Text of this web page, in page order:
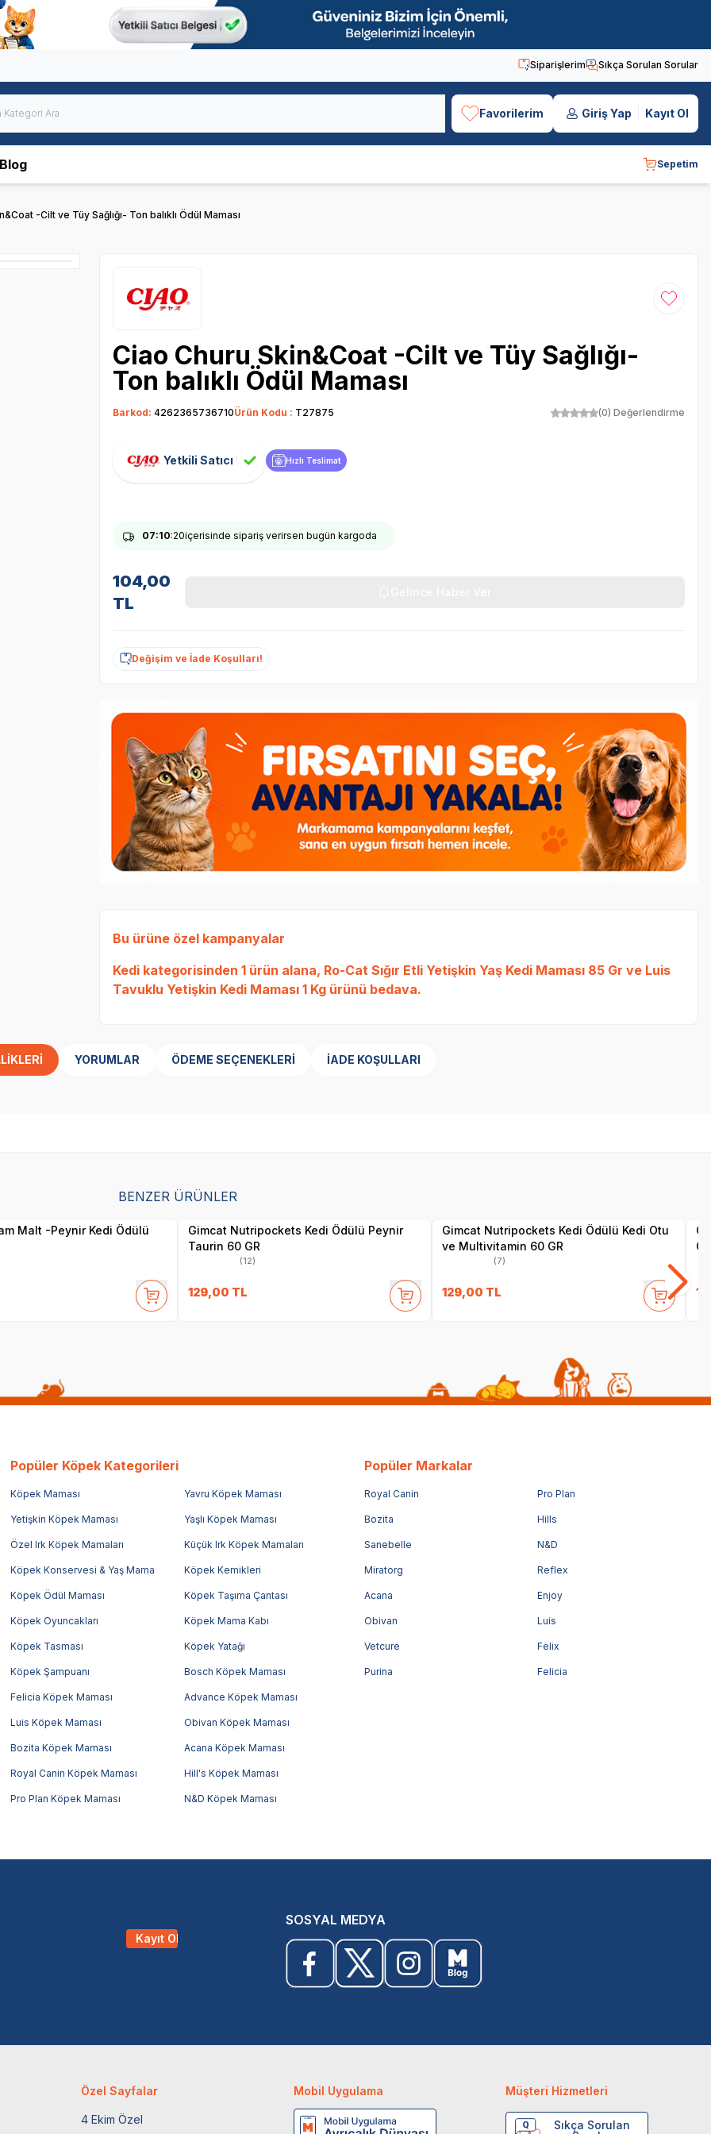
Siparişlerim Sıkça Sorulan Sorular
Favorilerim Giriş Yap Kayıt Ol
Blog Sepetim
-Cilt ve Tüy Sağlığı- Ton balıklı Ödül Maması
Favoriye
Ciao Churu Skin&Coat -Cilt ve Tüy Sağlığı-
Ton balıklı Ödül Maması
Barkod: 4262365736710Ürün Kodu : T27875 (0) Değerlendirme
Yetkili Satıcı Hızlı Teslimat
07:10:19içerisinde sipariş verirsen bugün kargoda
104,00
TL
Değişim ve İade Koşulları!
Bu ürüne özel kampanyalar
Kedikategorisinden 1 ürün alana, Ro-Cat Sığır Etli Yetişkin Yaş Kedi Maması 85 Gr ve Luis
Tavuklu Yetişkin Kedi Maması 1 Kgürünü bedava.
YORUMLAR ÖDEME SEÇENEKLERI İADE KOŞULLARI
BENZER ÜRÜNLER
Malt -Peynir Kedi Ödülü
Gimcat Nutripockets Kedi Ödülü Peynir
Taurin 60 GR
(12)
129,00 TL
Gimcat Nutripockets Kedi Ödülü Kedi Otu
ve Multivitamin 60 GR
(7)
129,00 TL
Popüler Köpek Kategorileri
Köpek Maması Yavru Köpek Maması
Yetişkin Köpek Maması Yaşlı Köpek Maması
Özel Irk Köpek Mamaları Küçük Irk Köpek Mamaları
Köpek Konservesi & Yaş Mama Köpek Kemikleri
Köpek Ödül Maması Köpek Taşıma Çantası
Köpek Oyuncakları Köpek Mama Kabı
Köpek Tasması Köpek Yatağı
Köpek Şampuanı Bosch Köpek Maması
Felicia Köpek Maması Advance Köpek Maması
Luis Köpek Maması Obivan Köpek Maması
Bozita Köpek Maması Acana Köpek Maması
Royal Canin Köpek Maması Hill's Köpek Maması
Pro Plan Köpek Maması N&D Köpek Maması
Popüler Markalar
Royal Canin Pro Plan
Bozita Hills
Sanebelle N&D
Miratorg Reflex
Acana Enjoy
Obivan Luis
Vetcure Felix
Purina Felicia
Kayıt Ol
SOSYAL MEDYA
Özel Sayfalar
4 Ekim Özel
Mobil Uygulama Müşteri Hizmetleri
Sıkça Sorulan